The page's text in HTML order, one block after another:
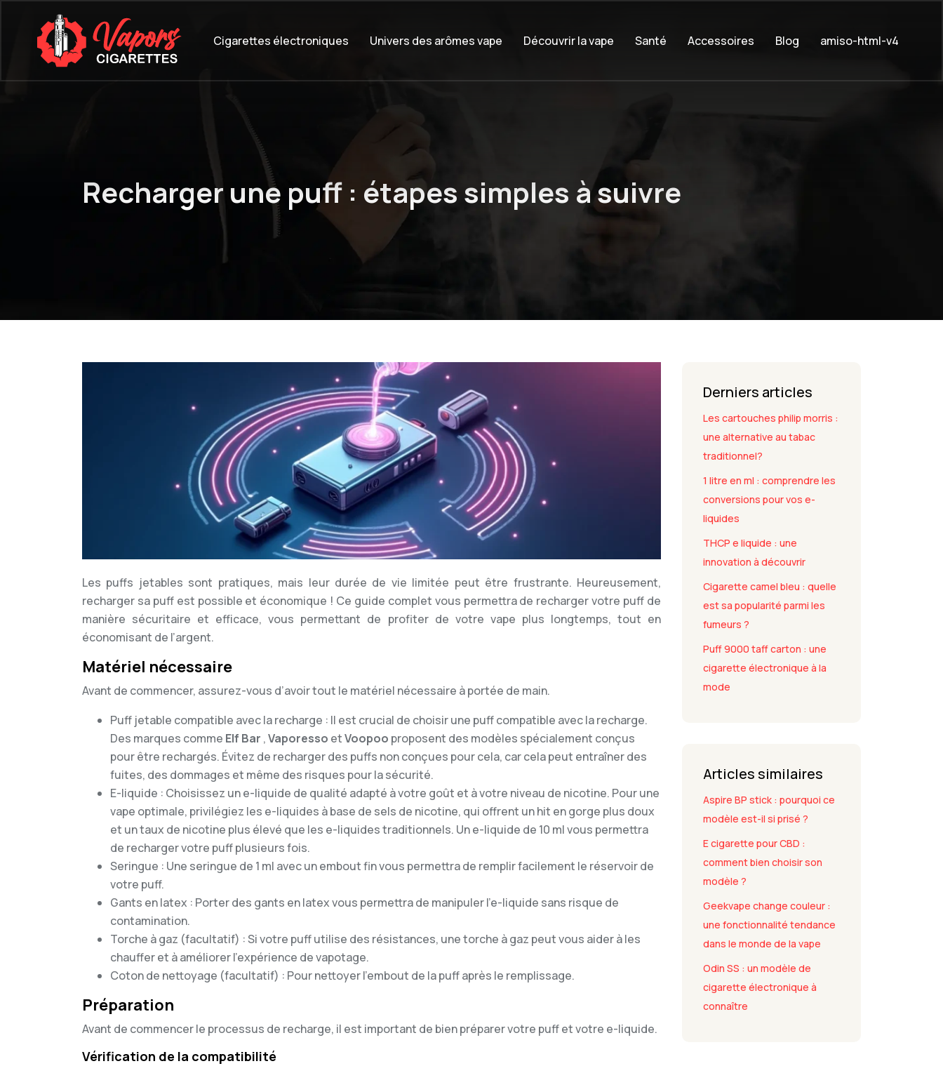
Cigarettes électroniques Univers des arômes vape Découvrir la vape Santé Accessoires Blog amiso-html-v4
Recharger une puff : étapes simples à suivre
Les puffs jetables sont pratiques, mais leur durée de vie limitée peut être frustrante. Heureusement,
recharger sa puff est possible et économique ! Ce guide complet vous permettra de recharger votre puff de
manière sécuritaire et efficace, vous permettant de profiter de votre vape plus longtemps, tout en
économisant de l’argent.
Matériel nécessaire
Avant de commencer, assurez-vous d’avoir tout le matériel nécessaire à portée de main.
Puff jetable compatible avec la recharge : Il est crucial de choisir une puff compatible avec la recharge.
Des marques comme Elf Bar ,Vaporesso etVoopoo proposent des modèles spécialement conçus
pour être rechargés. Évitez de recharger des puffs non conçues pour cela, car cela peut entraîner des
fuites, des dommages et même des risques pour la sécurité.
E-liquide : Choisissez un e-liquide de qualité adapté à votre goût et à votre niveau de nicotine. Pour une
vape optimale, privilégiez les e-liquides à base de sels de nicotine, qui offrent un hit en gorge plus doux
et un taux de nicotine plus élevé que les e-liquides traditionnels. Un e-liquide de 10 ml vous permettra
de recharger votre puff plusieurs fois.
Seringue : Une seringue de 1 ml avec un embout fin vous permettra de remplir facilement le réservoir de
votre puff.
Gants en latex : Porter des gants en latex vous permettra de manipuler l’e-liquide sans risque de
contamination.
Torche à gaz (facultatif) : Si votre puff utilise des résistances, une torche à gaz peut vous aider à les
chauffer et à améliorer l’expérience de vapotage.
Coton de nettoyage (facultatif) : Pour nettoyer l’embout de la puff après le remplissage.
Préparation
Avant de commencer le processus de recharge, il est important de bien préparer votre puff et votre e-liquide.
Vérification de la compatibilité
Derniers articles
Les cartouches philip morris :
une alternative au tabac
traditionnel?
1 litre en ml : comprendre les
conversions pour vos e-
liquides
THCP e liquide : une
innovation à découvrir
Cigarette camel bleu : quelle
est sa popularité parmi les
fumeurs ?
Puff 9000 taff carton : une
cigarette électronique à la
mode
Articles similaires
Aspire BP stick : pourquoi ce
modèle est-il si prisé ?
E cigarette pour CBD :
comment bien choisir son
modèle ?
Geekvape change couleur :
une fonctionnalité tendance
dans le monde de la vape
Odin SS : un modèle de
cigarette électronique à
connaître